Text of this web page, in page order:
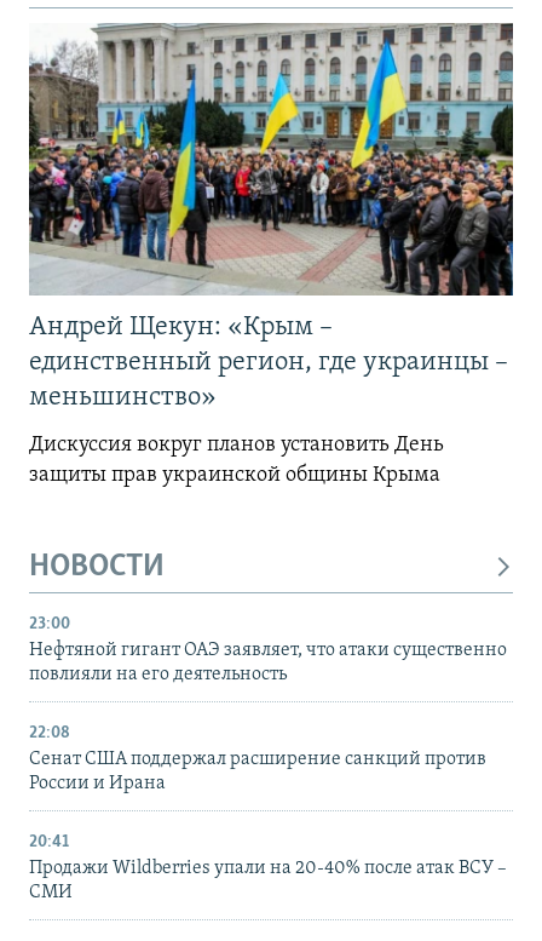
Андрей Щекун: «Крым –
единственный регион, где украинцы –
меньшинство»
Дискуссия вокруг планов установить День
защиты прав украинской общины Крыма
НОВОСТИ
23:00
Нефтяной гигант ОАЭ заявляет, что атаки существенно
повлияли на его деятельность
22:08
Сенат США поддержал расширение санкций против
России и Ирана
20:41
Продажи Wildberries упали на 20-40% после атак ВСУ –
СМИ